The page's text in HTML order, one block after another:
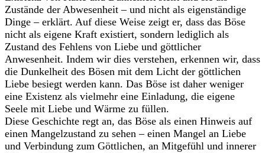
Zustände der Abwesenheit – und nicht als eigenständige
Dinge – erklärt. Auf diese Weise zeigt er, dass das Böse
nicht als eigene Kraft existiert, sondern lediglich als
Zustand des Fehlens von Liebe und göttlicher
Anwesenheit. Indem wir dies verstehen, erkennen wir, dass
die Dunkelheit des Bösen mit dem Licht der göttlichen
Liebe besiegt werden kann. Das Böse ist daher weniger
eine Existenz als vielmehr eine Einladung, die eigene
Seele mit Liebe und Wärme zu füllen.
Diese Geschichte regt an, das Böse als einen Hinweis auf
einen Mangelzustand zu sehen – einen Mangel an Liebe
und Verbindung zum Göttlichen, an Mitgefühl und innerer